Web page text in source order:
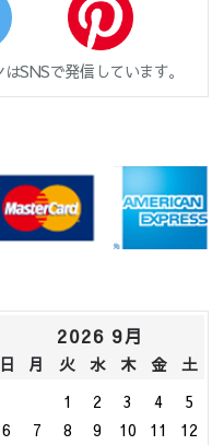
SNSで発信しています。
2026 9月
日 月 火 水 木 金
土
1
2 3 4
5
6
7 8 9 10 11
12